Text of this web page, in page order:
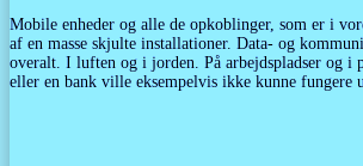
Mobile enheder og alle de opkoblinger, som er i
af en masse skjulte installationer. Data- og
overalt. I luften og i jorden. På arbejdspladser og i
eller en bank ville eksempelvis ikke kunne fungere